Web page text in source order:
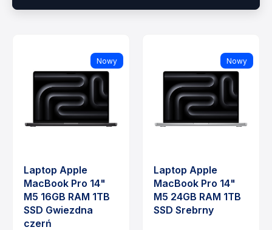
Nowy
Laptop Apple
MacBook Pro 14"
M5 16GB RAM 1TB
SSD Gwiezdna
czerń
Nowy
Laptop Apple
MacBook Pro 14"
M5 24GB RAM 1TB
SSD Srebrny